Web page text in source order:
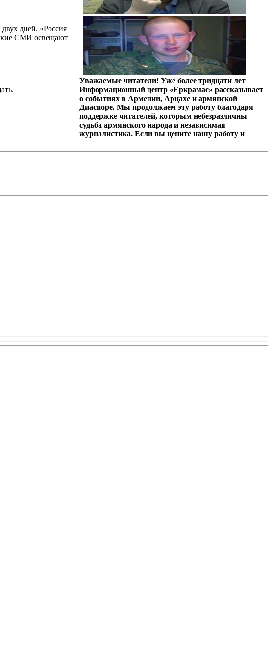
дней. «Россия
СМИ освещают
Уважаемые читатели! Уже более тридцати лет
Информационный центр «Еркрамас» рассказывает
о событиях в Армении, Арцахе и армянской
Диаспоре. Мы продолжаем эту работу благодаря
поддержке читателей, которым небезразличны
судьба армянского народа и независимая
журналистика. Если вы цените нашу работу и